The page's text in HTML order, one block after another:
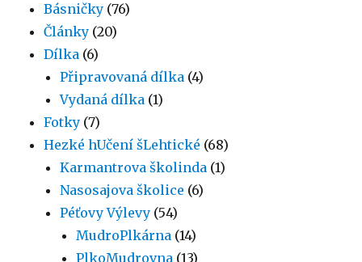
Básničky (76)
Články (20)
Dílka (6)
Připravovaná dílka (4)
Vydaná dílka (1)
Fotky (7)
Hezké hUčení šLehtické (68)
Karmantrova školinda (1)
Nasosajova školice (6)
Péťovy Výlevy (54)
MudroPlkárna (14)
PlkoMudrovna (13)